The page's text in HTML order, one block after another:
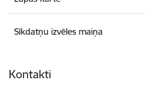
Sīkdatņu izvēles maiņa
Kontakti